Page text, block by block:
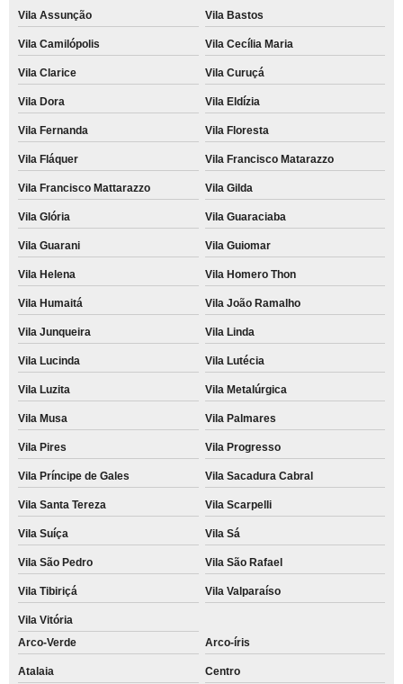
Vila Assunção Vila Bastos
Vila Camilópolis Vila Cecília Maria
Vila Clarice Vila Curuçá
Vila Dora Vila Eldízia
Vila Fernanda Vila Floresta
Vila Fláquer Vila Francisco Matarazzo
Vila Francisco Mattarazzo Vila Gilda
Vila Glória Vila Guaraciaba
Vila Guarani Vila Guiomar
Vila Helena Vila Homero Thon
Vila Humaitá Vila João Ramalho
Vila Junqueira Vila Linda
Vila Lucinda Vila Lutécia
Vila Luzita Vila Metalúrgica
Vila Musa Vila Palmares
Vila Pires Vila Progresso
Vila Príncipe de Gales Vila Sacadura Cabral
Vila Santa Tereza Vila Scarpelli
Vila Suíça Vila Sá
Vila São Pedro Vila São Rafael
Vila Tibiriçá Vila Valparaíso
Vila Vitória
Arco-Verde
Arco-íris
Atalaia Centro